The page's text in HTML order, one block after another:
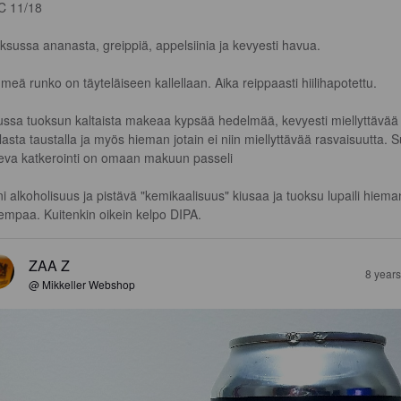
11/18
ananasta, greippiä, appelsiinia ja kevyesti havua.
runko on täyteläiseen kallellaan. Aika reippaasti hiilihapotettu.
tuoksun kaltaista makeaa kypsää hedelmää, kevyesti miellyttävää
taustalla ja myös hieman jotain ei niin miellyttävää rasvaisuutta.
katkerointi on omaan makuun passeli
alkoholisuus ja pistävä "kemikaalisuus" kiusaa ja tuoksu lupaili
Kuitenkin oikein kelpo DIPA.
ZAA Z
@ Mikkeller Webshop
8